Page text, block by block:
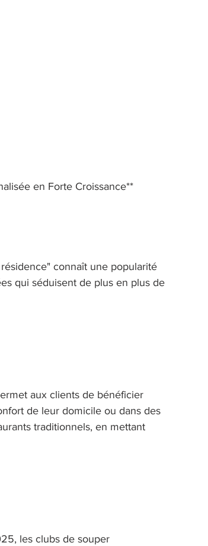
en Forte Croissance**
connaît une popularité
qui séduisent de plus en plus de
aux clients de bénéficier
de leur domicile ou dans des
traditionnels, en mettant
les clubs de souper